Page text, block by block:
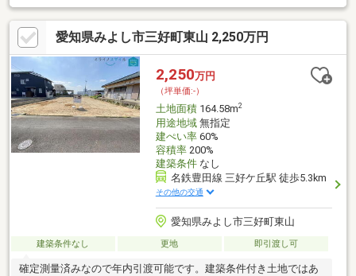
のため建物の建築ができませんただし本物件は愛知県開発審査会
基準第１７号に該当するため（再）建築が可能です◎天王小学
校・南中学校エリア◎さんさんバスさつきライン「三好池東」停
徒歩4分マイホームをお考えの方に、こちらの住宅用地はいかがで
しょうか多くの方からご好評頂いているみよし市三好町の土地の
ご紹介です。条件も整った土地です。みよし市エリアで充実した
環境に暮らしたいなら、情報豊富な当社にお気軽にご連絡くださ
い。
愛知県みよし市三好町東山 2,250万円
2,250万円
（坪単価:-）
土地面積164.58m2
用途地域無指定
建ぺい率60%
容積率200%
建築条件なし
名鉄豊田線 三好ケ丘駅 徒歩5.3km
その他の交通
愛知県みよし市三好町東山
建築条件なし 更地 即引渡し可
確定測量済みなので年内引渡可能です。建築条件付き土地ではあ